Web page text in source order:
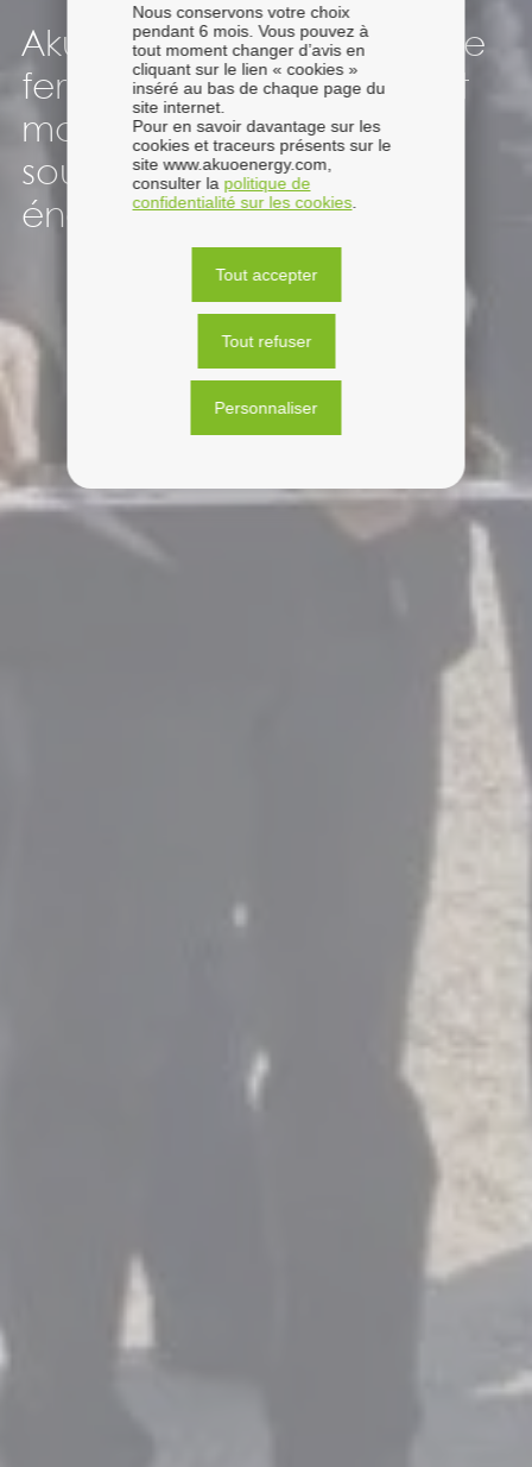
Akuo inaugure sa première
ferme solaire en Grèce, et
monte en puissance pour
soutenir la transition
énergétique du pays
Nous conservons votre choix
pendant 6 mois. Vous pouvez à
tout moment changer d’avis en
cliquant sur le lien « cookies »
inséré au bas de chaque page du
site internet.
Pour en savoir davantage sur les
cookies et traceurs présents sur le
site www.akuoenergy.com,
consulter la politique de
confidentialité sur les cookies.
Tout accepter
Tout refuser
Personnaliser